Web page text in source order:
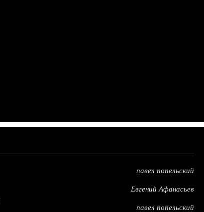
павел попельский
Евгений Афанасьев
павел попельский